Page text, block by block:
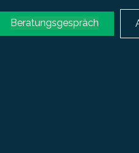
Beratungsgespräch